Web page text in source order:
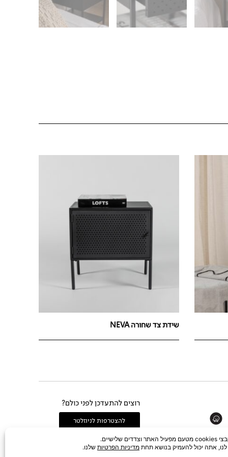
שידת צד שחורה NEVA
רוצים להתעדכן לפני כולם?
להצטרפות לניוזלטר